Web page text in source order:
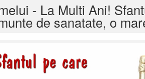
- La Multi Ani!
de sanatate, o